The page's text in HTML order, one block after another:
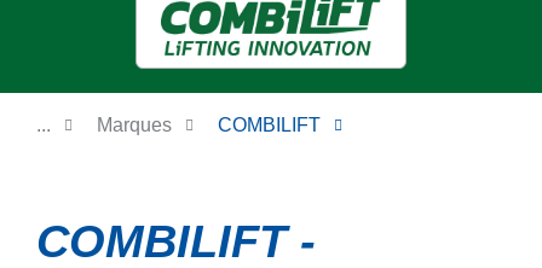
... Marques COMBILIFT
COMBILIFT -